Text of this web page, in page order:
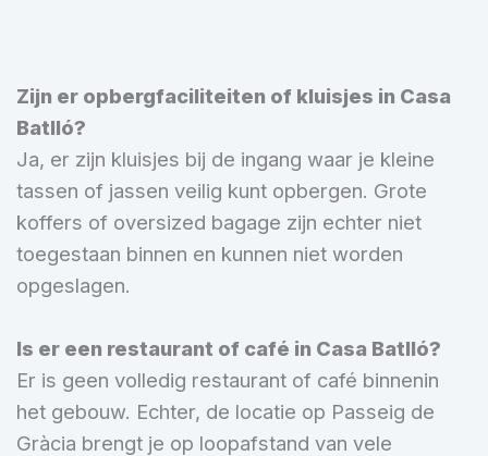
Zijn er opbergfaciliteiten of kluisjes in Casa
Batlló?
Ja, er zijn kluisjes bij de ingang waar je kleine
tassen of jassen veilig kunt opbergen. Grote
koffers of oversized bagage zijn echter niet
toegestaan binnen en kunnen niet worden
opgeslagen.
Is er een restaurant of café in Casa Batlló?
Er is geen volledig restaurant of café binnenin
het gebouw. Echter, de locatie op Passeig de
Gràcia brengt je op loopafstand van vele